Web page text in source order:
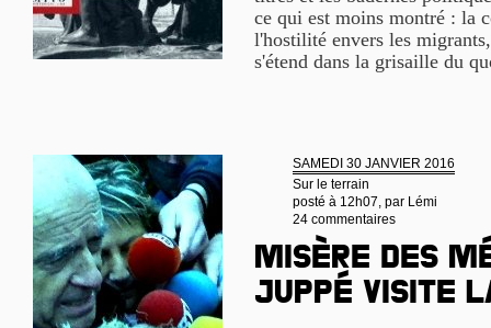
ce qui est moins montré : la
l'hostilité envers les
s'étend dans la grisaille du
SAMEDI 30 JANVIER 2016
Sur le terrain
posté à 12h07, par Lémi
24 commentaires
Misère des
Juppé visite